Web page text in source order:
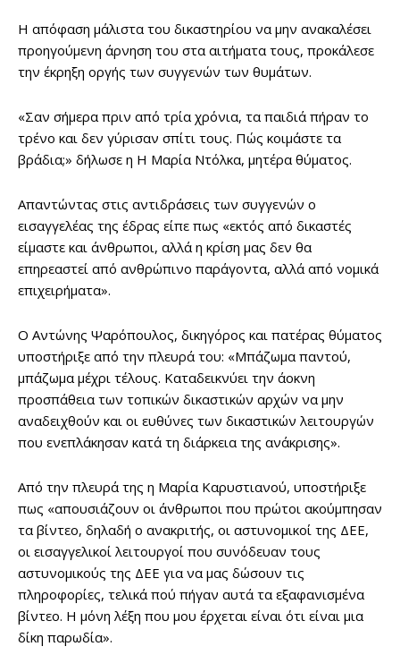
Η απόφαση μάλιστα του δικαστηρίου να μην ανακαλέσει
προηγούμενη άρνηση του στα αιτήματα τους, προκάλεσε
την έκρηξη οργής των συγγενών των θυμάτων.
«Σαν σήμερα πριν από τρία χρόνια, τα παιδιά πήραν το
τρένο και δεν γύρισαν σπίτι τους. Πώς κοιμάστε τα
βράδια;» δήλωσε η Η Μαρία Ντόλκα, μητέρα θύματος.
Απαντώντας στις αντιδράσεις των συγγενών ο
εισαγγελέας της έδρας είπε πως «εκτός από δικαστές
είμαστε και άνθρωποι, αλλά η κρίση μας δεν θα
επηρεαστεί από ανθρώπινο παράγοντα, αλλά από νομικά
επιχειρήματα».
Ο Αντώνης Ψαρόπουλος, δικηγόρος και πατέρας θύματος
υποστήριξε από την πλευρά του: «Μπάζωμα παντού,
μπάζωμα μέχρι τέλους. Καταδεικνύει την άοκνη
προσπάθεια των τοπικών δικαστικών αρχών να μην
αναδειχθούν και οι ευθύνες των δικαστικών λειτουργών
που ενεπλάκησαν κατά τη διάρκεια της ανάκρισης».
Από την πλευρά της η Μαρία Καρυστιανού, υποστήριξε
πως «απουσιάζουν οι άνθρωποι που πρώτοι ακούμπησαν
τα βίντεο, δηλαδή ο ανακριτής, οι αστυνομικοί της ΔΕΕ,
οι εισαγγελικοί λειτουργοί που συνόδευαν τους
αστυνομικούς της ΔΕΕ για να μας δώσουν τις
πληροφορίες, τελικά πού πήγαν αυτά τα εξαφανισμένα
βίντεο. Η μόνη λέξη που μου έρχεται είναι ότι είναι μια
δίκη παρωδία».